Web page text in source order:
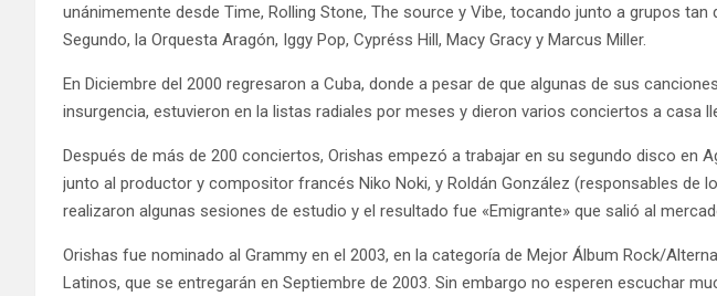
unánimemente desde Time, Rolling Stone, The source y Vibe, tocando junto a grupos
Segundo, la Orquesta Aragón, Iggy Pop, Cypréss Hill, Macy Gracy y Marcus Miller.
En Diciembre del 2000 regresaron a Cuba, donde a pesar de que algunas de sus
insurgencia, estuvieron en la listas radiales por meses y dieron varios conciertos a casa
Después de más de 200 conciertos, Orishas empezó a trabajar en su segundo disco en
junto al productor y compositor francés Niko Noki, y Roldán González (responsables de
realizaron algunas sesiones de estudio y el resultado fue «Emigrante» que salió al
Orishas fue nominado al Grammy en el 2003, en la categoría de Mejor Álbum Rock/
Latinos, que se entregarán en Septiembre de 2003. Sin embargo no esperen escuchar